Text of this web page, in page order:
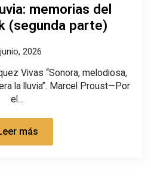
memorias del
(segunda parte)
2026
Vivas “Sonora, melodiosa,
la lluvia”. Marcel Proust—Por
el…
más